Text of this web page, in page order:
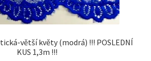
větší květy (modrá) !!! POSLEDNÍ
KUS 1,3m !!!